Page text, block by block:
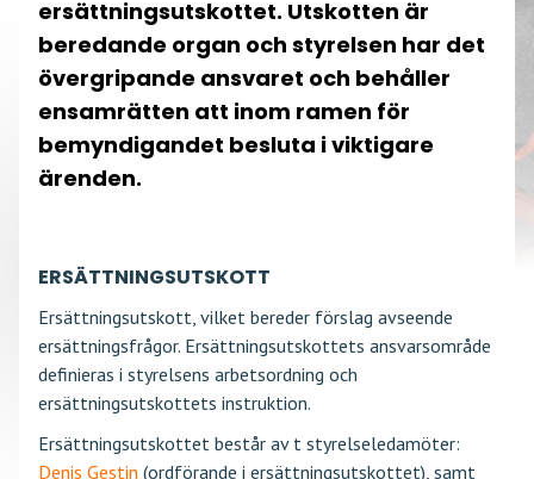
ersättningsutskottet. Utskotten är
beredande organ och styrelsen har det
övergripande ansvaret och behåller
ensamrätten att inom ramen för
bemyndigandet besluta i viktigare
ärenden.
ERSÄTTNINGSUTSKOTT
Ersättningsutskott, vilket bereder förslag avseende
ersättningsfrågor. Ersättningsutskottets ansvarsområde
definieras i styrelsens arbetsordning och
ersättningsutskottets instruktion.
Ersättningsutskottet består av t styrelseledamöter:
Denis Gestin (ordförande i ersättningsutskottet), samt